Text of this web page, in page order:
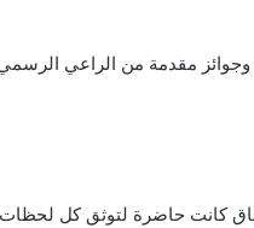
كانت حاضرة لتوثق كل لحظات